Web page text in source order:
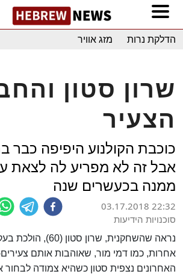
הדלקת נרות מזג אוויר
שרון סטון
הצעיר
כוכבת הקולנוע היפיפה כבר
אבל זה לא מפריע לה לצאת
ממנה בכעשרים שנה
03.17.2018 22:32
סוכנויות הידיעות
נראה שהשחקנית, שרון
אחרות, כמו דמי מור, שאוהבות אותם
האחרונים נצפית סטון כשהיא צמודה לבחור